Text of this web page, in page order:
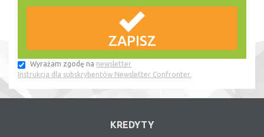
Wyrażam zgodę na newsletter
Instrukcja dla subskrybentów Newsletter Confronter.
KREDYTY